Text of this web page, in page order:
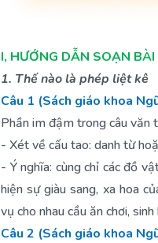
I, HƯỚNG DẪN SOẠN BÀI
1. Thế nào là phép liệt kê
Câu 1 (Sách giáo khoa
Phần im đậm trong câu văn
- Xét về cấu tao: danh từ
- Ý nghĩa: cùng chỉ các đồ
hiện sự giàu sang, xa hoa
vụ cho nhau cầu ăn chơi,
Câu 2 (Sách giáo khoa